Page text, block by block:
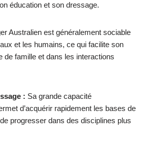
éducation et son dressage.
Australien est généralement sociable
et les humains, ce qui facilite son
de famille et dans les interactions
: Sa grande capacité
d’acquérir rapidement les bases de
progresser dans des disciplines plus